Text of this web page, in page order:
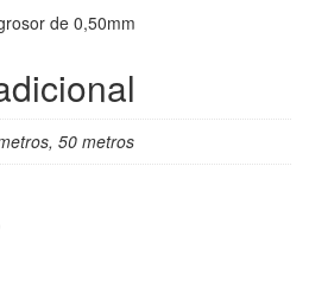
de 0,50mm
50 metros